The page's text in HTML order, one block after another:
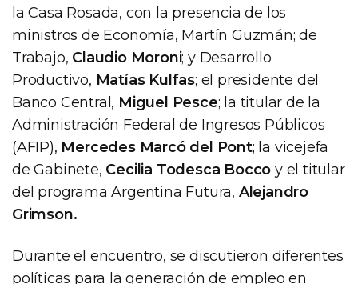
la Casa Rosada, con la presencia de los
ministros de Economía, Martín Guzmán; de
Trabajo, Claudio Moroni; y Desarrollo
Productivo, Matías Kulfas; el presidente del
Banco Central, Miguel Pesce; la titular de la
Administración Federal de Ingresos Públicos
(AFIP), Mercedes Marcó del Pont; la vicejefa
de Gabinete, Cecilia Todesca Bocco y el titular
del programa Argentina Futura, Alejandro
Grimson.
Durante el encuentro, se discutieron diferentes
políticas para la generación de empleo en